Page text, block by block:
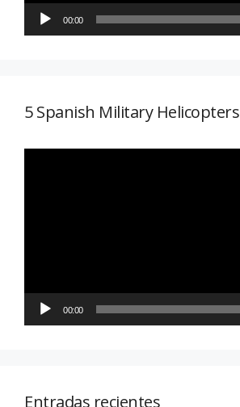
00:00
5 Spanish Military Helicopters
00:00
Entradas recientes